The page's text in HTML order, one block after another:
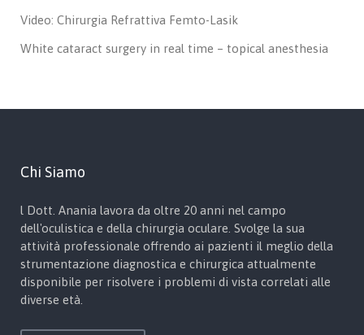
Video: Chirurgia Refrattiva Femto-Lasik
White cataract surgery in real time – topical anesthesia
Chi Siamo
l Dott. Anania lavora da oltre 20 anni nel campo
dell'oculistica e della chirurgia oculare. Svolge la sua
attività professionale offrendo ai pazienti il meglio della
strumentazione diagnostica e chirurgica attualmente
disponibile per risolvere i problemi di vista correlati alle
diverse età.